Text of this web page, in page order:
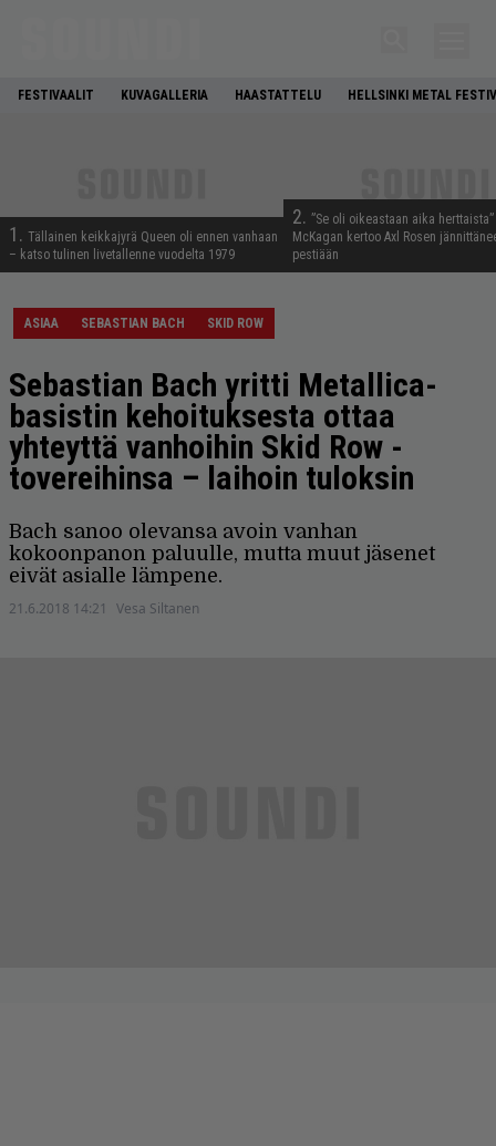
FESTIVAALIT KUVAGALLERIA HAASTATTELU HELLSINKI METAL
1. Tällainen keikkajyrä Queen oli ennen vanhaan
– katso tulinen livetallenne vuodelta 1979
2. ”Se oli oikeastaan aika
McKagan kertoo Axl Rosen
pestiään
ASIAA SEBASTIAN BACH SKID ROW
Sebastian Bach yritti Metallica-
basistin kehoituksesta ottaa
yhteyttä vanhoihin Skid Row -
tovereihinsa – laihoin tuloksin
Bach sanoo olevansa avoin vanhan
kokoonpanon paluulle, mutta muut jäsenet
eivät asialle lämpene.
21.6.2018 14:21 Vesa Siltanen